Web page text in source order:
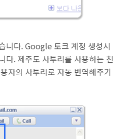
니다.Google 토크 계정 생성시
다. 제주도 사투리를 사용하는 친
자의 사투리로 자동 번역해주기